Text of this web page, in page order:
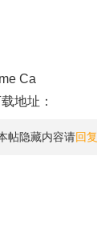
Ca
地址：
帖隐藏内容请回复